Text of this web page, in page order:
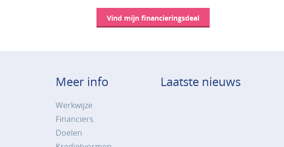
Vind mijn financieringsdeal
Meer info
Werkwijze
Financiers
Doelen
Laatste nieuws